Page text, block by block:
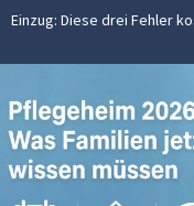
Einzug: Diese drei Fehler